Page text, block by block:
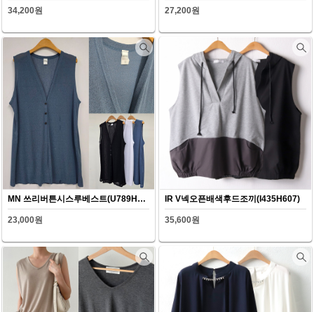
34,200원 27,200원
MN 쓰리버튼시스루베스트(U789H607)
23,000원
IR V넥오픈배색후드조끼(I435H607)
35,600원